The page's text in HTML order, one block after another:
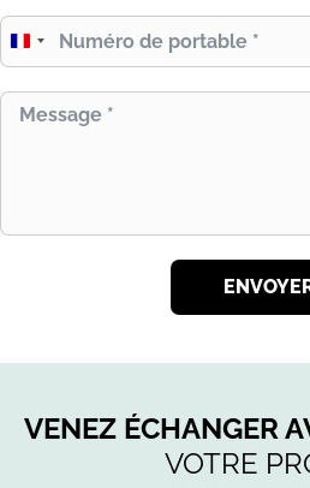
France
+33
VENEZ ÉCHANGER
VOTRE